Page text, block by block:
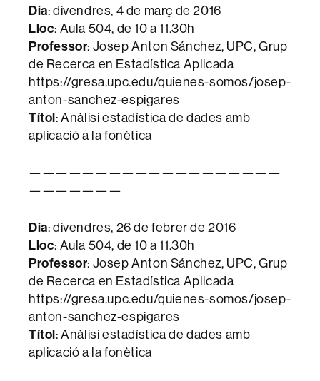
Dia: divendres, 4 de març de 2016
Lloc: Aula 504, de 10 a 11.30h
Professor: Josep Anton Sánchez, UPC, Grup
de Recerca en Estadística Aplicada
https://gresa.upc.edu/quienes-somos/josep-
anton-sanchez-espigares
Títol: Anàlisi estadística de dades amb
aplicació a la fonètica
———————————————————
———————
Dia: divendres, 26 de febrer de 2016
Lloc: Aula 504, de 10 a 11.30h
Professor: Josep Anton Sánchez, UPC, Grup
de Recerca en Estadística Aplicada
https://gresa.upc.edu/quienes-somos/josep-
anton-sanchez-espigares
Títol: Anàlisi estadística de dades amb
aplicació a la fonètica